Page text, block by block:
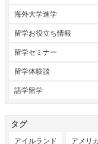
海外大学進学
留学お役立ち情報
留学セミナー
留学体験談
語学留学
タグ
アイルランド アメリカ